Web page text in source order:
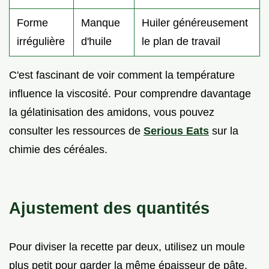
Forme
irrégulière
Manque
d'huile
Huiler généreusement
le plan de travail
C'est fascinant de voir comment la température
influence la viscosité. Pour comprendre davantage
la gélatinisation des amidons, vous pouvez
consulter les ressources de Serious Eats sur la
chimie des céréales.
Ajustement des quantités
Pour diviser la recette par deux, utilisez un moule
plus petit pour garder la même épaisseur de pâte.